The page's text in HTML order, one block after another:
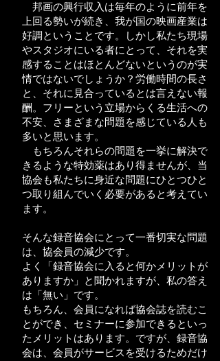
邦画の興行収入は毎年のように前年を
上回る勢いが続き、我が国の映画産業は
好調ということです。しかし私たち現場
やスタジオにいる者にとって、それを実
感することはほとんどないというのが実
情ではないでしょうか？労働時間の長さ
と、それに見合っているとは言えない報
酬。フリーという立場からくる生活への
不安、さまざまな問題を感じている人も
多いと思います。
もちろんそれらの問題を一挙に解決で
きるような特効薬はあり得ませんが、当
協会も私たちに身近な問題にひとつひと
つ取り組んでいく必要があると考えてい
ます。
そんな録音協会にとって一番切実な問題
は、協会員の減少です。
よく「録音協会に入ると何かメリットが
ありますか」と聞かれますが、私の答え
は「無い」です。
もちろん、会員になれば協会誌を読むこ
とができ、セミナーに参加できるといっ
たメリットはあります。ですが、録音協
会は、会員がサービスを受けるためだけ